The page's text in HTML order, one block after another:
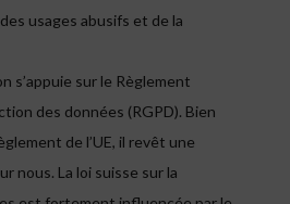
usages abusifs et de la
s’appuie sur le Règlement
des données (RGPD). Bien
de l’UE, il revêt une
nous. La loi suisse sur la